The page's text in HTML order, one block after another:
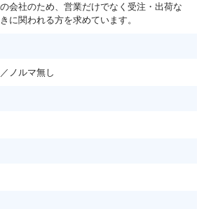
会社のため、営業だけでなく受注・出荷な
に関われる方を求めています。
ノルマ無し